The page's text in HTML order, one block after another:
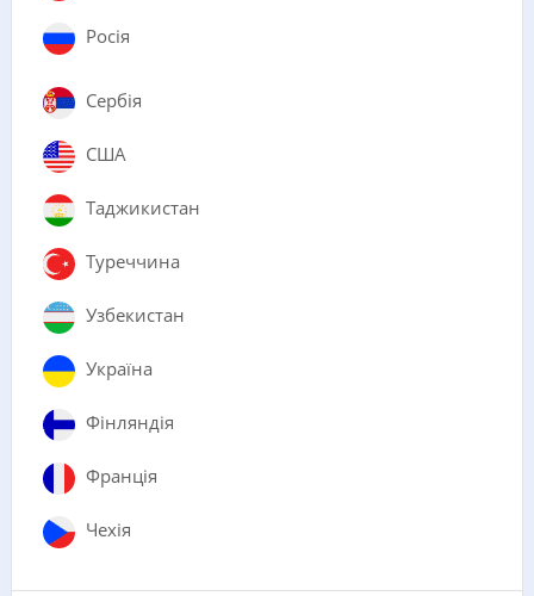
Росія
Сербія
США
Таджикистан
Туреччина
Узбекистан
Україна
Фінляндія
Франція
Чехія